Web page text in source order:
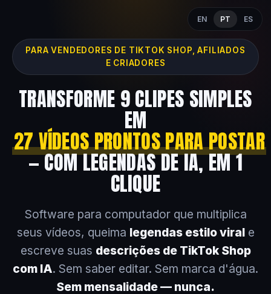
EN PT ES
PARA VENDEDORES DE TIKTOK SHOP, AFILIADOS
E CRIADORES
TRANSFORME 9 CLIPES SIMPLES
EM
27 VÍDEOS PRONTOS PARA POSTAR
— COM LEGENDAS DE IA, EM 1
CLIQUE
Software para computador que multiplica
seus vídeos, queima legendas estilo virale
escreve suas descrições de TikTok Shop
com IA. Sem saber editar. Sem marca d'água.
Sem mensalidade — nunca.